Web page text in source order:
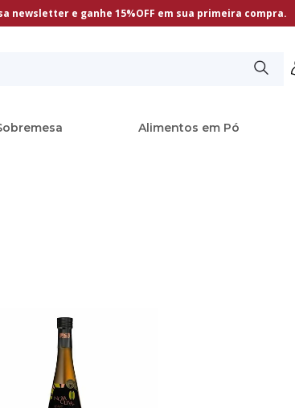
newsletter e ganhe 15%OFF em sua primeira compra.
Alimentos em Pó